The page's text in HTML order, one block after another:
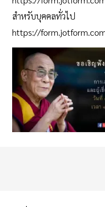
สำหรับบุคคลทั่วไป
https://